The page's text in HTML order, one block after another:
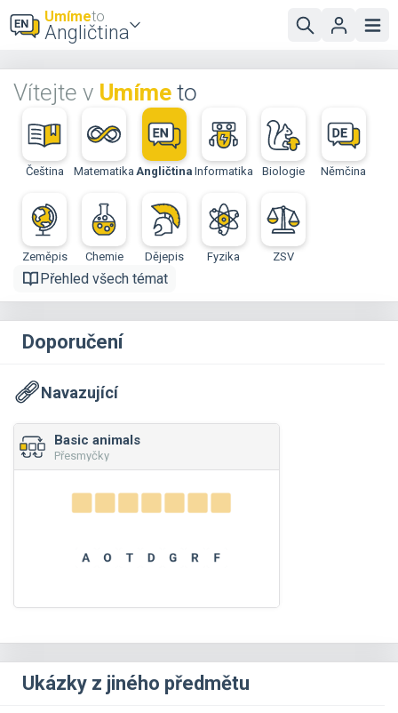
Umímeto
Angličtina
Vítejte v Umíme to
Čeština Matematika Angličtina Informatika Biologie Němčina
Zeměpis Chemie Dějepis Fyzika ZSV
Přehled všech témat
Doporučení
Navazující
Basic animals
Přesmyčky
Ukázky z jiného předmětu